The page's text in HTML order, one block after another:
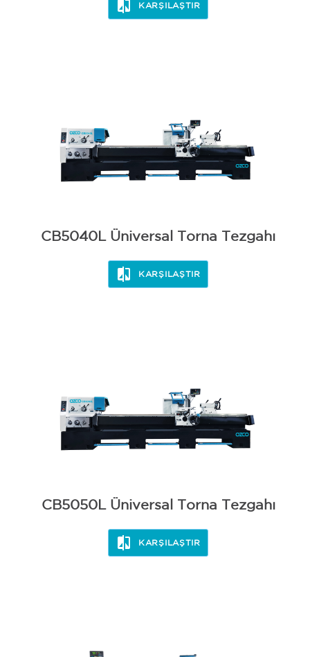
KARŞILAŞTIR
CB5040L Üniversal Torna Tezgahı
KARŞILAŞTIR
CB5050L Üniversal Torna Tezgahı
KARŞILAŞTIR